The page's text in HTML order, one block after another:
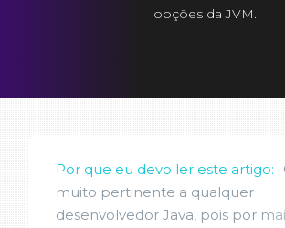
opções da JVM.
Por que eu devo ler este artigo:
muito pertinente a qualquer
desenvolvedor Java, pois por